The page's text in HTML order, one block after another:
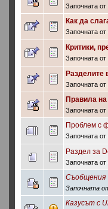
Започната
Как да
Започната от
Критики,
Започната от
Разделите
Започната от
Правила
Започната от
Проблем с
Започната от
Раздел за
Започната от
Съобщения
Започната
Казусът с